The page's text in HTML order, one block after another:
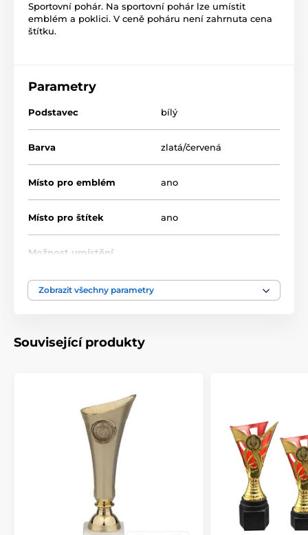
Sportovní pohár. Na sportovní pohár lze umístit
emblém a poklici. V ceně poháru není zahrnuta cena
štítku.
Parametry
Podstavec bílý
Barva zlatá/červená
Místo pro emblém ano
Místo pro štítek ano
Možnost umístění
Průměr cm 8-10-12
Výška cm
Typ ocenění
Způsob personalizace potisk emblému
Zobrazit všechny parametry
Související produkty